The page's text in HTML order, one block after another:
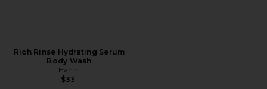
Rich Rinse Hydrating Serum
Body Wash
Hanni
$33